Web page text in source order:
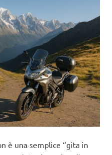
è una semplice “gita in